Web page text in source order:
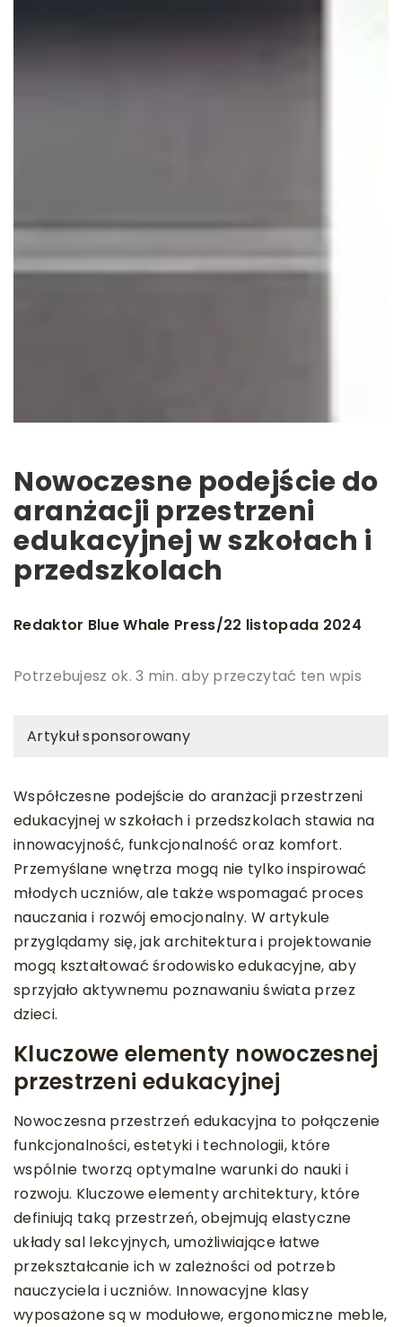
Nowoczesne podejście do
aranżacji przestrzeni
edukacyjnej w szkołach i
przedszkolach
Redaktor Blue Whale Press/22 listopada 2024
Potrzebujesz ok. 3 min. aby przeczytać ten wpis
Artykuł sponsorowany
Współczesne podejście do aranżacji przestrzeni
edukacyjnej w szkołach i przedszkolach stawia na
innowacyjność, funkcjonalność oraz komfort.
Przemyślane wnętrza mogą nie tylko inspirować
młodych uczniów, ale także wspomagać proces
nauczania i rozwój emocjonalny. W artykule
przyglądamy się, jak architektura i projektowanie
mogą kształtować środowisko edukacyjne, aby
sprzyjało aktywnemu poznawaniu świata przez
dzieci.
Kluczowe elementy nowoczesnej
przestrzeni edukacyjnej
Nowoczesna przestrzeń edukacyjna to połączenie
funkcjonalności, estetyki i technologii, które
wspólnie tworzą optymalne warunki do nauki i
rozwoju. Kluczowe elementy architektury, które
definiują taką przestrzeń, obejmują elastyczne
układy sal lekcyjnych, umożliwiające łatwe
przekształcanie ich w zależności od potrzeb
nauczyciela i uczniów. Innowacyjne klasy
wyposażone są w modułowe, ergonomiczne meble,